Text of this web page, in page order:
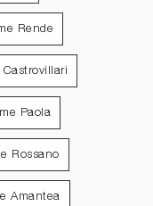
Rende
Paola
Rossano
Amantea